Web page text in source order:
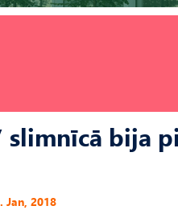
slimnīcā bija
Jan, 2018